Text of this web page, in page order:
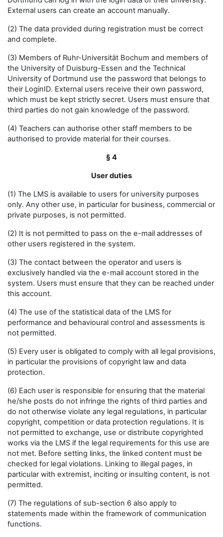
External users can create an account manually.
(2) The data provided during registration must be correct
and complete.
(3) Members of Ruhr-Universität Bochum and members of
the University of Duisburg-Essen and the Technical
University of Dortmund use the password that belongs to
their LoginID. External users receive their own password,
which must be kept strictly secret. Users must ensure that
third parties do not gain knowledge of the password.
(4) Teachers can authorise other staff members to be
authorised to provide material for their courses.
§ 4
User duties
(1) The LMS is available to users for university purposes
only. Any other use, in particular for business, commercial or
private purposes, is not permitted.
(2) It is not permitted to pass on the e-mail addresses of
other users registered in the system.
(3) The contact between the operator and users is
exclusively handled via the e-mail account stored in the
system. Users must ensure that they can be reached under
this account.
(4) The use of the statistical data of the LMS for
performance and behavioural control and assessments is
not permitted.
(5) Every user is obligated to comply with all legal provisions,
in particular the provisions of copyright law and data
protection.
(6) Each user is responsible for ensuring that the material
he/she posts do not infringe the rights of third parties and
do not otherwise violate any legal regulations, in particular
copyright, competition or data protection regulations. It is
not permitted to exchange, use or distribute copyrighted
works via the LMS if the legal requirements for this use are
not met. Before setting links, the linked content must be
checked for legal violations. Linking to illegal pages, in
particular with extremist, inciting or insulting content, is not
permitted.
(7) The regulations of sub-section 6 also apply to
statements made within the framework of communication
functions.